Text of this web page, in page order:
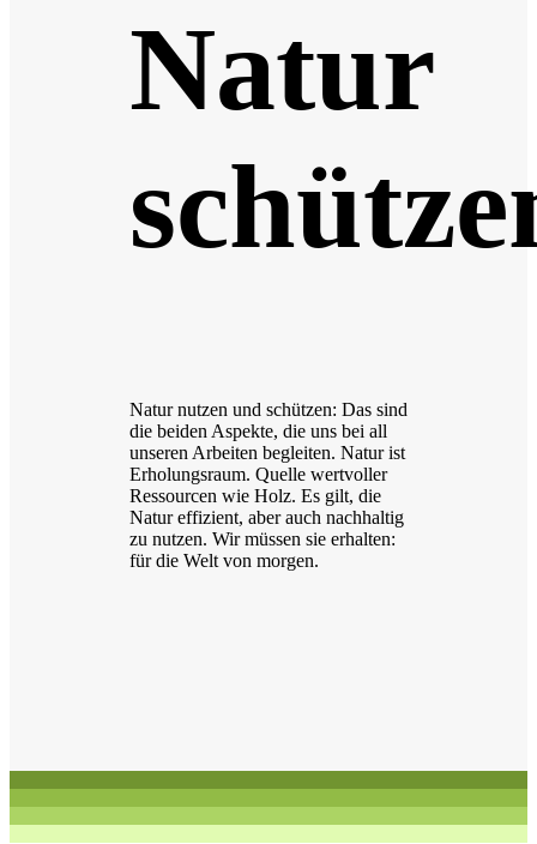
Natur
Natur nutzen und schützen: Das sind
die beiden Aspekte, die uns bei all
unseren Arbeiten begleiten. Natur ist
Erholungsraum. Quelle wertvoller
Ressourcen wie Holz. Es gilt, die
Natur effizient, aber auch nachhaltig
zu nutzen. Wir müssen sie erhalten:
für die Welt von morgen.